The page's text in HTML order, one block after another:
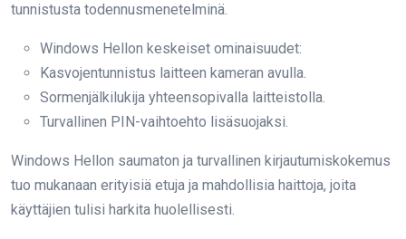
tunnistusta todennusmenetelminä.
Windows Hellon keskeiset ominaisuudet:
Kasvojentunnistus laitteen kameran avulla.
Sormenjälkilukija yhteensopivalla laitteistolla.
Turvallinen PIN-vaihtoehto lisäsuojaksi.
Windows Hellon saumaton ja turvallinen kirjautumiskokemus
tuo mukanaan erityisiä etuja ja mahdollisia haittoja, joita
käyttäjien tulisi harkita huolellisesti.